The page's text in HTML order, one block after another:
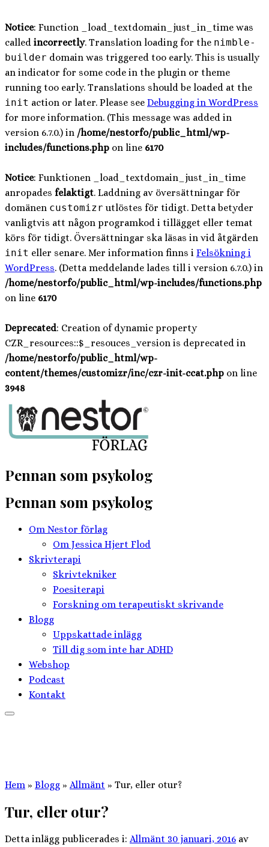
Notice: Function _load_textdomain_just_in_time was
called incorrectly. Translation loading for the nimble-
builder domain was triggered too early. This is usually
an indicator for some code in the plugin or theme
running too early. Translations should be loaded at the
init action or later. Please see Debugging in WordPress
for more information. (This message was added in
version 6.7.0.) in /home/nestorfo/public_html/wp-
includes/functions.php on line 6170
Notice: Funktionen _load_textdomain_just_in_time
anropades felaktigt. Laddning av översättningar för
domänen customizr utlöstes för tidigt. Detta betyder
vanligtvis att någon programkod i tillägget eller temat
körs för tidigt. Översättningar ska läsas in vid åtgärden
init eller senare. Mer information finns i Felsökning i
WordPress. (Detta meddelande lades till i version 6.7.0.) in
/home/nestorfo/public_html/wp-includes/functions.php
on line 6170
Deprecated: Creation of dynamic property
CZR_resources::$_resouces_version is deprecated in
/home/nestorfo/public_html/wp-
content/themes/customizr/inc/czr-init-ccat.php on line
3948
Hoppa
innehåll
Pennan som psykolog
Pennan som psykolog
Om Nestor förlag
Om Jessica Hjert Flod
Skrivterapi
Skrivtekniker
Poesiterapi
Forskning om terapeutiskt skrivande
Blogg
Uppskattade inlägg
Till dig som inte har ADHD
Webshop
Podcast
Kontakt
Hem » Blogg » Allmänt » Tur, eller otur?
Tur, eller otur?
Detta inlägg publicerades i: Allmänt 30 januari, 2016 av